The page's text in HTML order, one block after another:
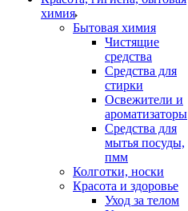
химия
Бытовая химия
Чистящие
средства
Средства для
стирки
Освежители и
ароматизаторы
Средства для
мытья посуды,
пмм
Колготки, носки
Красота и здоровье
Уход за телом